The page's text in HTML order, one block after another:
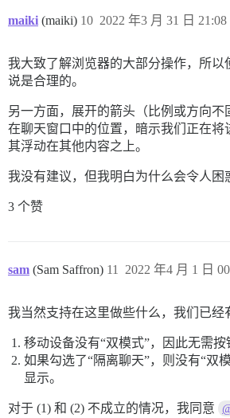
maiki (maiki) 2022 年3 月 31 日 21:08
10
我大致了解浏览器的大部分操作，所以
说是合理的。
另一方面，展开的箭头（比例或方向不
在聊天窗口中的位置，暗示我们正在将
其浮动在其他内容之上。
我没有建议，但我明白为什么会令人困
3 个赞
sam (Sam Saffron) 2022 年4 月 1 日
11
我当然支持在这里做些什么，我们已经
移动设备没有“双模式”，因此无需按
如果勾选了“隔离聊天”，则没有“双
显示。
对于 (1) 和 (2) 不成立的情况，我同意